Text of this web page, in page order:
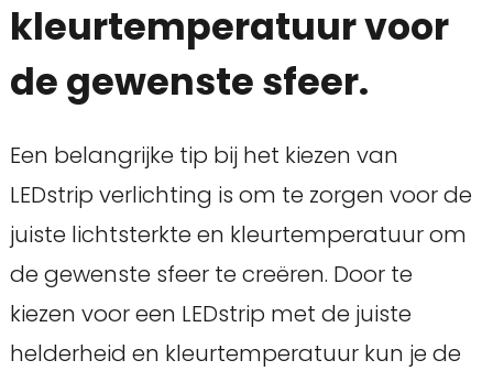
kleurtemperatuur voor
de gewenste sfeer.
Een belangrijke tip bij het kiezen van
LEDstrip verlichting is om te zorgen voor de
juiste lichtsterkte en kleurtemperatuur om
de gewenste sfeer te creëren. Door te
kiezen voor een LEDstrip met de juiste
helderheid en kleurtemperatuur kun je de